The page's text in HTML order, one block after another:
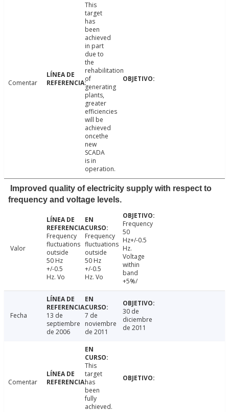
Comentar
This
target
has
been
achieved
in part
due to
the
rehabilitation
of
generating
plants,
greater
efficiencies
will be
achieved
oncethe
new
SCADA
is in
operation.
Improved quality of electricity supply with respect to
frequency and voltage levels.
Valor
Frequency
fluctuations
outside
50 Hz
+/-0.5
Hz. Vo
Frequency
fluctuations
outside
50 Hz
+/-0.5
Hz. Vo
Frequency
50
Hz+/-0.5
Hz.
Voltage
within
band
+5%/
Fecha
13 de
septiembre
de 2006
7 de
noviembre
de 2011
30 de
diciembre
de 2011
Comentar
This
target
has
been
fully
achieved.